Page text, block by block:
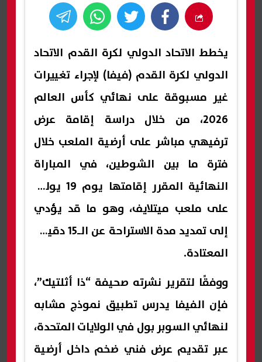
يخطط الاتحاد الدولي لكرة القدم الاتحاد
الدولي لكرة القدم (فيفا) لإجراء تغييرات
غير مسبوقة على نهائي كأس العالم
2026، من خلال دراسة إقامة عرض
ترفيهي مباشر على أرضية الملعب خلال
فترة ما بين الشوطين، في المباراة
النهائية المقرر إقامتها يوم 19 يوليو
على ملعب ميتلايف، وهو ما قد يؤدي
إلى تمديد مدة الاستراحة عن الـ15 دقيقة
المعتادة.
ووفقًا لتقرير نشرته صحيفة “ذا أثلتيك”،
فإن الفيفا يدرس تطبيق نموذج مشابه
لنهائي السوبر بول في الولايات المتحدة،
عبر تقديم عرض فني ضخم داخل أرضية